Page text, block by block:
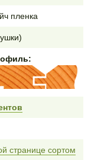
пленка
странице сортом